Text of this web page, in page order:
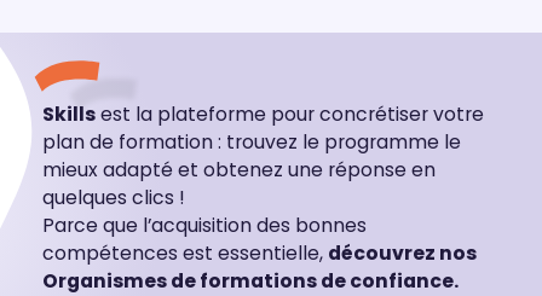
Skillsest la plateforme pour concrétiser votre
plan de formation : trouvez le programme le
mieux adapté et obtenez une réponse en
quelques clics !
Parce que l’acquisition des bonnes
compétences est essentielle, découvrez nos
Organismes de formations de confiance.